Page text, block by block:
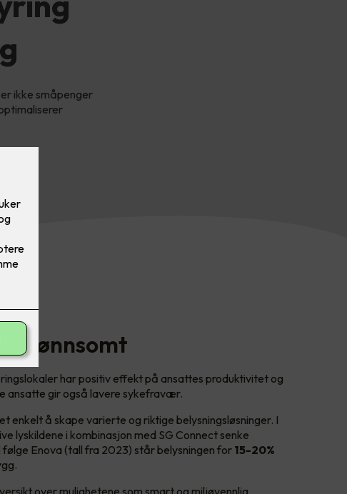
ikke småpenger
lønnsomt
har positiv effekt på ansattes produktivitet og
ansatte gir også lavere sykefravær.
enkelt å skape varierte og riktige belysningsløsninger. I
lyskildene i kombinasjon med SG Connect senke
Enova (tall fra 2023) står belysningen for 15-20%